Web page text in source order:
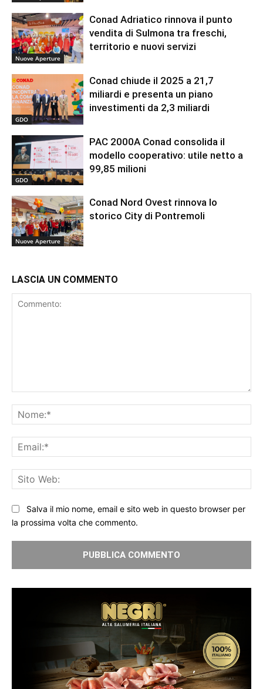
Nuove Aperture
Conad Adriatico rinnova il punto
vendita di Sulmona tra freschi,
territorio e nuovi servizi
GDO
Conad chiude il 2025 a 21,7
miliardi e presenta un piano
investimenti da 2,3 miliardi
GDO
PAC 2000A Conad consolida il
modello cooperativo: utile netto a
99,85 milioni
Nuove Aperture
Conad Nord Ovest rinnova lo
storico City di Pontremoli
LASCIA UN COMMENTO
Salva il mio nome, email e sito web in questo browser per
la prossima volta che commento.